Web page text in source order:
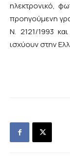
ηλεκτρονικό,
προηγούμενη
Ν. 2121/1993
ισχύουν στην